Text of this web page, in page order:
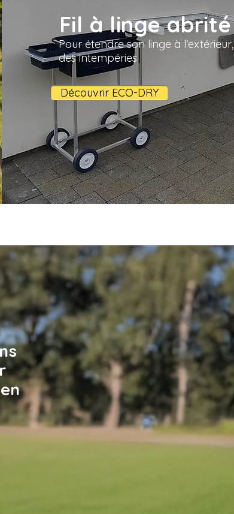
Fil à linge abrité
Pour étendre son linge à
des intempéries
Découvrir ECO-DRY